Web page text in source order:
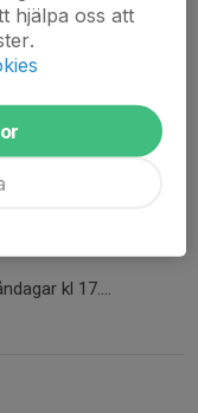
och
2020!
kl 17....
hjälpa oss att